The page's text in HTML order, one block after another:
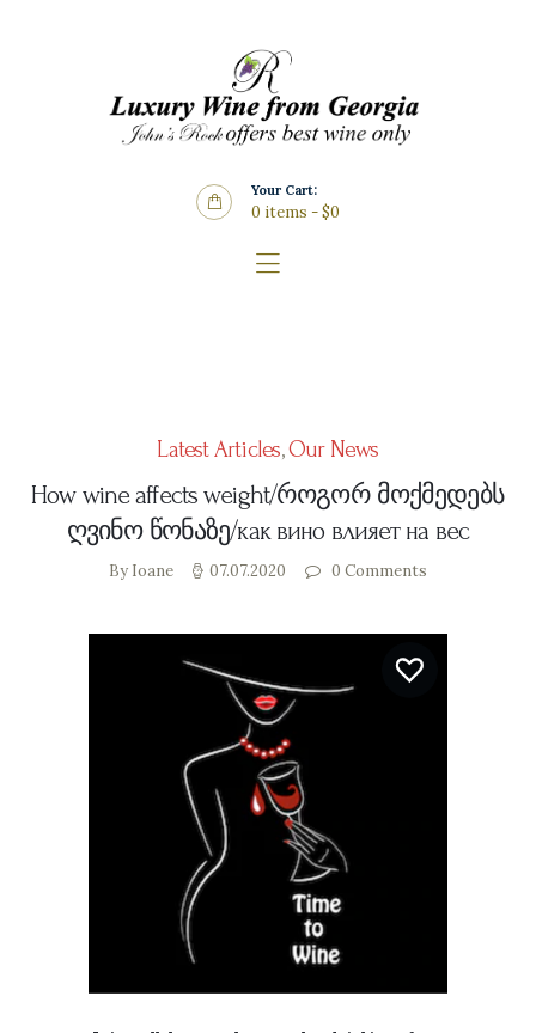
Your Cart:
0 items -$0
Latest Articles,Our News
How wine affects weight/როგორ მოქმედებს
ღვინო წონაზე/как вино влияет на вес
By Ioane 07.07.2020 0 Comments